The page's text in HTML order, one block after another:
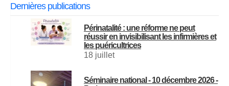
Dernières publications
Périnatalité : une réforme ne peut
réussir en invisibilisant les infirmières et
les puéricultrices
18 juillet
Séminaire national - 10 décembre 2026 -